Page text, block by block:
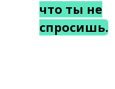
что ты не
спросишь.